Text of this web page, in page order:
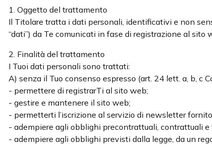
1. Oggetto del trattamento
Il Titolare tratta i dati personali, identificativi e non
“dati”) da Te comunicati in fase di registrazione al
2. Finalità del trattamento
I Tuoi dati personali sono trattati:
A) senza il Tuo consenso espresso (art. 24 lett. a, b, c
- permettere di registrarTi al sito web;
- gestire e mantenere il sito web;
- permetterti l’iscrizione al servizio di newsletter
- adempiere agli obblighi precontrattuali, contrattuali
- adempiere agli obblighi previsti dalla legge, da un